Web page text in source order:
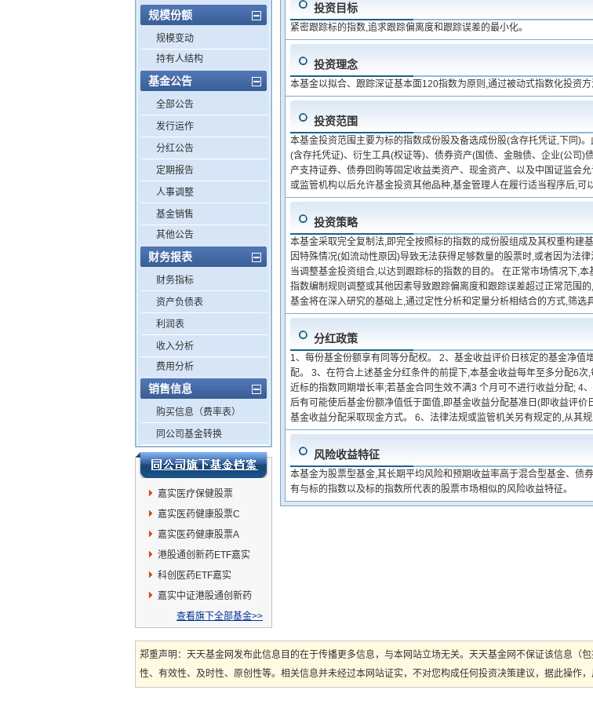
规模份额
规模变动
持有人结构
基金公告
全部公告
发行运作
分红公告
定期报告
人事调整
基金销售
其他公告
财务报表
财务指标
资产负债表
利润表
收入分析
费用分析
销售信息
购买信息（费率表）
同公司基金转换
嘉实医疗保健股票
嘉实医药健康股票C
嘉实医药健康股票A
港股通创新药ETF嘉实
科创医药ETF嘉实
嘉实中证港股通创新药
ETF发起联接C
查看旗下全部基金>>
投资目标
紧密跟踪标的指数,追求跟踪偏离度和跟踪误差的最小化。
投资理念
本基金以拟合、跟踪深证基本面120指数为原则,通过被动式指数化投资
投资范围
本基金投资范围主要为标的指数成份股及备选成份股(含存托凭证,下同)
(含存托凭证)、衍生工具(权证等)、债券资产(国债、金融债、企业(公司
产支持证券、债券回购等固定收益类资产、现金资产、以及中国证监会
或监管机构以后允许基金投资其他品种,基金管理人在履行适当程序后,可
投资策略
本基金采取完全复制法,即完全按照标的指数的成份股组成及其权重构建
因特殊情况(如流动性原因)导致无法获得足够数量的股票时,或者因为法
当调整基金投资组合,以达到跟踪标的指数的目的。 在正常市场情况下,
指数编制规则调整或其他因素导致跟踪偏离度和跟踪误差超过正常范围
基金将在深入研究的基础上,通过定性分析和定量分析相结合的方式,筛选
分红政策
1、每份基金份额享有同等分配权。 2、基金收益评价日核定的基金净
配。 3、在符合上述基金分红条件的前提下,本基金收益每年至多分配6
近标的指数同期增长率;若基金合同生效不满3 个月可不进行收益分配; 4
后有可能使后基金份额净值低于面值,即基金收益分配基准日(即收益评
基金收益分配采取现金方式。 6、法律法规或监管机关另有规定的,从其规
风险收益特征
本基金为股票型基金,其长期平均风险和预期收益率高于混合型基金、债
有与标的指数以及标的指数所代表的股票市场相似的风险收益特征。
郑重声明：天天基金网发布此信息目的在于传播更多信息，与本网站立场无关。天天基金网不保证该信息（
性、有效性、及时性、原创性等。相关信息并未经过本网站证实，不对您构成任何投资决策建议，据此操作